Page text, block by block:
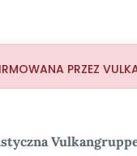
PRZEZ